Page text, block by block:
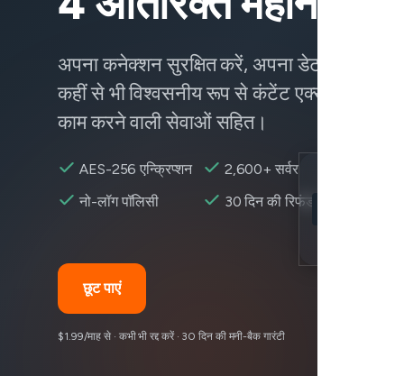
अपना कनेक्शन सुरक्षित करें, अपना डेटा सुरक्षित
कहीं से भी विश्वसनीय रूप से कंटेंट एक्सेस करें —
काम करने वाली सेवाओं सहित।
AES-256 एन्क्रिप्शन
2,600+ सर्वर
नो-लॉग पॉलिसी
30 दिन की रिफंड
छूट पाएं
$1.99/माह से · कभी भी रद्द करें · 30 दिन की मनी-बैक गारंटी